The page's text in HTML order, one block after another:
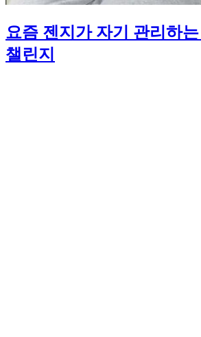
요즘 젠지가 자기 관리하
챌린지